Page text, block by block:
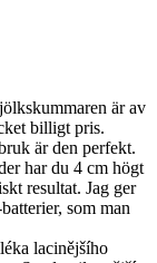
är av
billigt pris.
är den perfekt.
har du 4 cm högt
resultat. Jag ger
som man
lacinějšího